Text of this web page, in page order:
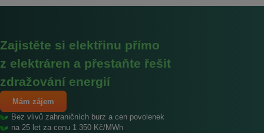
Zajistěte si elektřinu přímo
z elektráren a přestaňte řešit
zdražování energií
Mám zájem
Bez vlivů zahraničních burz a cen povolenek
na 25 let za cenu 1 350 Kč/MWh